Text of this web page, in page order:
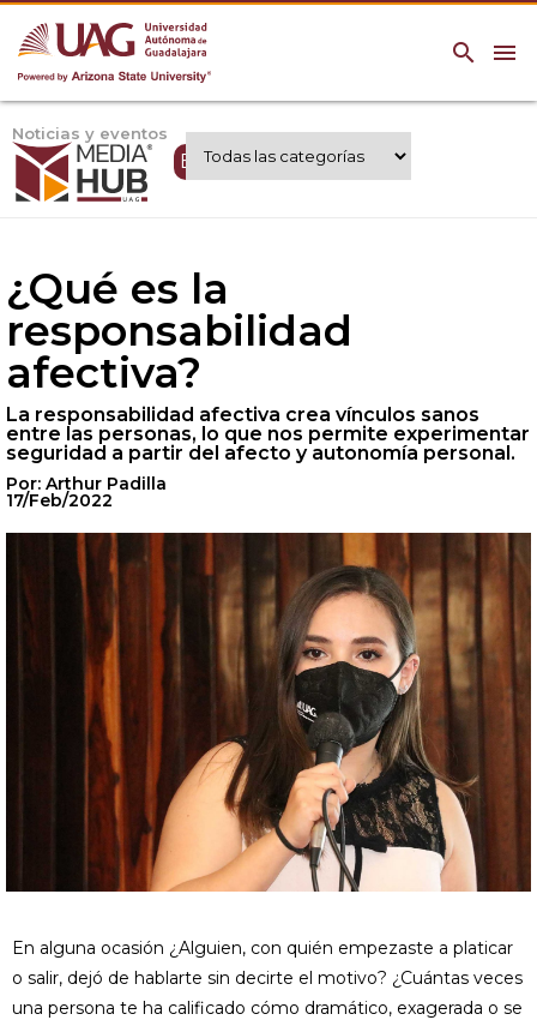
menu
search
Noticias y eventos
Expertos UAG
¿Qué es la
responsabilidad
afectiva?
La responsabilidad afectiva crea vínculos sanos
entre las personas, lo que nos permite experimentar
seguridad a partir del afecto y autonomía personal.
Por: Arthur Padilla
17/Feb/2022
En alguna ocasión ¿Alguien, con quién empezaste a platicar
o salir, dejó de hablarte sin decirte el motivo? ¿Cuántas veces
una persona te ha calificado cómo dramático, exagerada o se